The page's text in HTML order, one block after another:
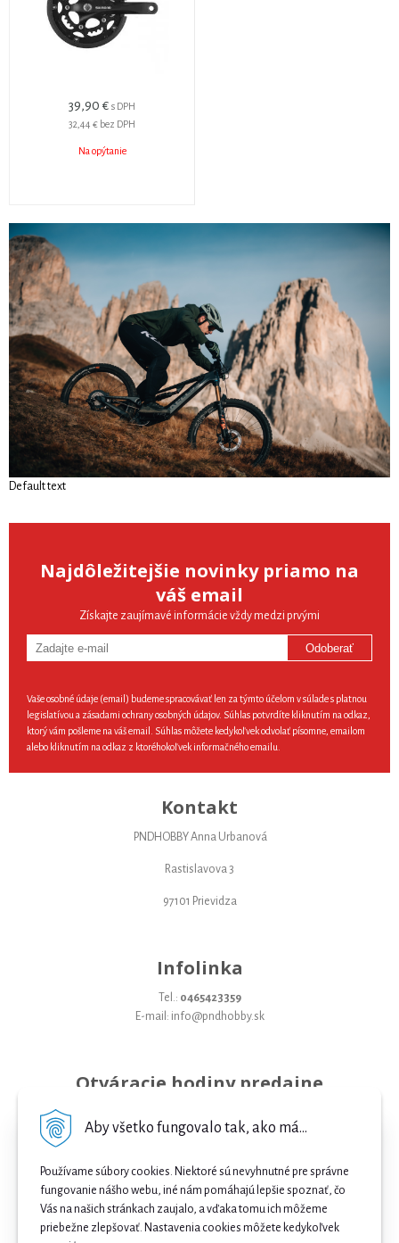
Aby všetko fungovalo tak, ako má...
Používame súbory cookies. Niektoré sú nevyhnutné pre správne
fungovanie nášho webu, iné nám pomáhajú lepšie spoznať, čo
Vás na našich stránkach zaujalo, a vďaka tomu ich môžeme
priebežne zlepšovať. Nastavenia cookies môžete kedykoľvek
39,90 € s DPH
32,44 € bez DPH
Na opýtanie
Default text
Najdôležitejšie novinky priamo na
váš email
Získajte zaujímavé informácie vždy medzi prvými
Odoberať
Vaše osobné údaje (email) budeme spracovávať len za týmto účelom v súlade s platnou
legislatívou a zásadami ochrany osobných údajov. Súhlas potvrdíte kliknutím na odkaz,
ktorý vám pošleme na váš email. Súhlas môžete kedykoľvek odvolať písomne, emailom
alebo kliknutím na odkaz z ktoréhokoľvek informačného emailu.
Kontakt
PNDHOBBY Anna Urbanová
Rastislavova 3
97101 Prievidza
Infolinka
Tel.: 0465423359
E-mail: info@pndhobby.sk
Otváracie hodiny predajne
Streda 09-17
Štvrtok 09-17